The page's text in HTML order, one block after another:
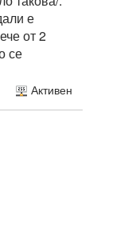
е
от 2
се
Активен